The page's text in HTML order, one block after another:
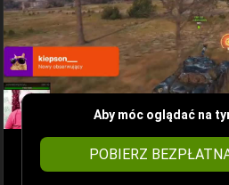
Aby móc oglądać na
POBIERZ